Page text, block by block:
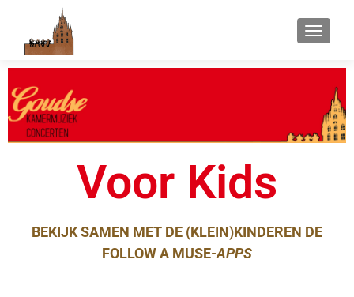
Voor Kids
BEKIJK SAMEN MET DE (KLEIN)KINDEREN DE
FOLLOW A MUSE-APPS